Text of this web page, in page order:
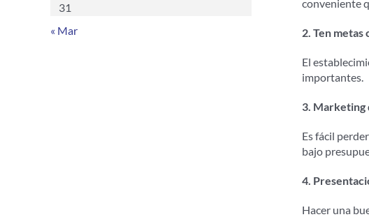
conveniente
2. Ten metas
El
importantes.
3. Marketing
Es fácil
bajo
4.
Hacer una
31
« Mar